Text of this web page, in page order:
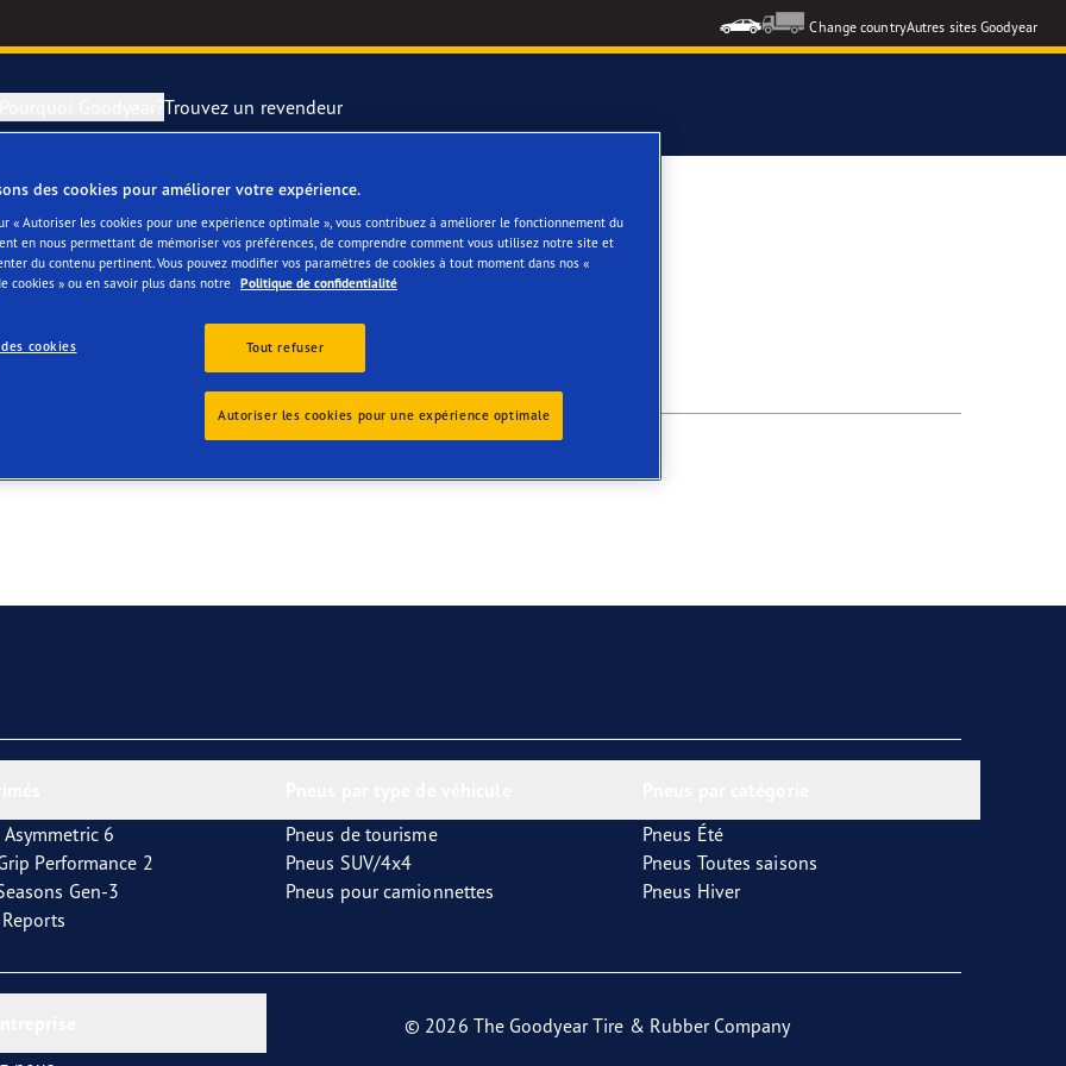
Change countryAutres sites Goodyear
Pourquoi Goodyear?
F1 SuperSport
Performance 2
4Seasons GEN-3
Trouvez un revendeur
Asymmetric 6
Performance 2
Gen-3
Pneus de tourisme
Pneus SUV/4x4
Pneus pour camionnettes
Pneus Été
Pneus Toutes saisons
Pneus Hiver
© 2026 The Goodyear Tire & Rubber Company
des cookies pour améliorer votre expérience.
« Autoriser les cookies pour une expérience optimale », vous contribuez à améliorer le fonctionnement du
en nous permettant de mémoriser vos préférences, de comprendre comment vous utilisez notre site et
du contenu pertinent. Vous pouvez modifier vos paramètres de cookies à tout moment dans nos «
cookies » ou en savoir plus dans notre Politique de confidentialité
cookies Tout refuser
Autoriser les cookies pour une expérience optimale